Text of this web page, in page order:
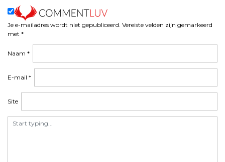
Je e-mailadres wordt niet gepubliceerd. Vereiste velden zijn gemarkeerd
met *
Naam *
E-mail *
Site